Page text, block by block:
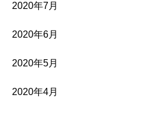
2020年7月
2020年6月
2020年5月
2020年4月